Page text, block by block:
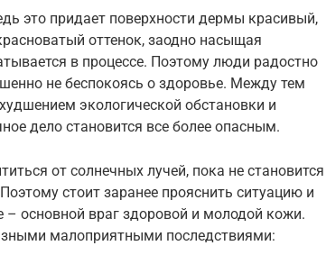
это придает поверхности дермы красивый,
оттенок, заодно насыщая
в процессе. Поэтому люди радостно
не беспокоясь о здоровье. Между тем
экологической обстановки и
дело становится все более опасным.
от солнечных лучей, пока не становится
стоит заранее прояснить ситуацию и
– основной враг здоровой и молодой кожи.
малоприятными последствиями: